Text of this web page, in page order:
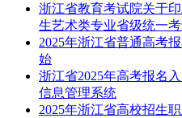
浙江省教育考试院关于
生艺术类专业省级统一
2025年浙江省普通高考
始
浙江省2025年高考报名
信息管理系统
2025年浙江省高校招生